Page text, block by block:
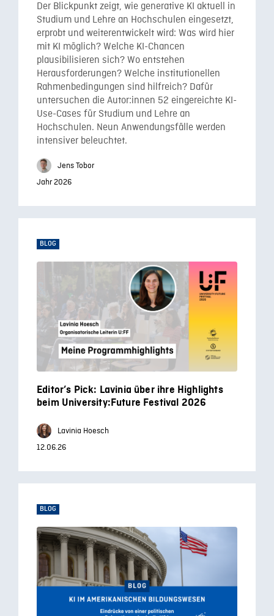
Der Blickpunkt zeigt, wie generative KI aktuell in
Studium und Lehre an Hochschulen eingesetzt,
erprobt und weiterentwickelt wird: Was wird hier
mit KI möglich? Welche KI-Chancen
plausibilisieren sich? Wo entstehen
Herausforderungen? Welche institutionellen
Rahmenbedingungen sind hilfreich? Dafür
untersuchen die Autor:innen 52 eingereichte KI-
Use-Cases für Studium und Lehre an
Hochschulen. Neun Anwendungsfälle werden
intensiver beleuchtet.
Jens Tobor
Jahr 2026
BLOG
Editor’s Pick: Lavinia über ihre Highlights
beim University:Future Festival 2026
Lavinia Hoesch
12.06.26
BLOG